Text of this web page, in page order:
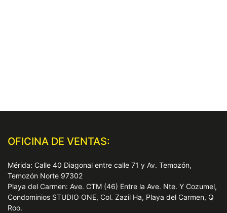
OFICINA DE VENTAS:
Mérida: Calle 40 Diagonal entre calle 71 y Av. Temozón,
Temozón Norte 97302
Playa del Carmen: Ave. CTM (46) Entre la Ave. Nte. Y Cozumel,
Condominios STUDIO ONE, Col. Zazil Ha, Playa del Carmen, Q
Roo.